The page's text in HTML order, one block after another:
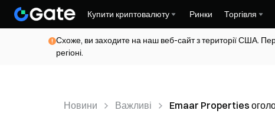
Купити криптовалюту Ринки Торгівля
Схоже, ви заходите на наш веб-сайт з території США.
регіоні.
Новини Важливі Emaar Properties